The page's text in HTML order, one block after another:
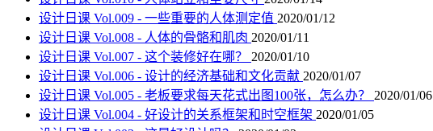
设计日课 Vol.009 - 一些重要的人体测定值 2020/01/12
设计日课 Vol.008 - 人体的骨骼和肌肉 2020/01/11
设计日课 Vol.007 - 这个装修好在哪？ 2020/01/10
设计日课 Vol.006 - 设计的经济基础和文化贡献 2020/01/07
设计日课 Vol.005 - 老板要求每天花式出图100张，怎么办？ 2020/01/06
设计日课 Vol.004 - 好设计的关系框架和时空框架 2020/01/05